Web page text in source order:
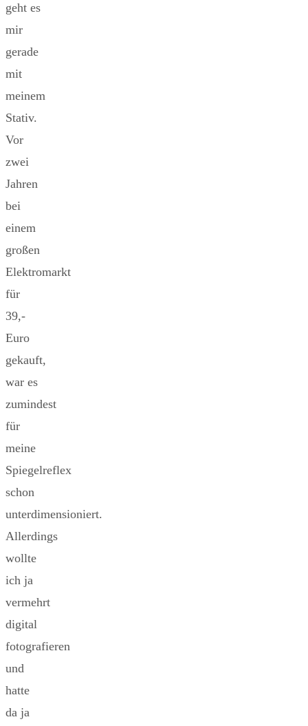
geht es
mir
gerade
mit
meinem
Stativ.
Vor
zwei
Jahren
bei
einem
großen
Elektromarkt
für
39,-
Euro
gekauft,
war es
zumindest
für
meine
Spiegelreflex
schon
unterdimensioniert.
Allerdings
wollte
ich ja
vermehrt
digital
fotografieren
und
hatte
da ja